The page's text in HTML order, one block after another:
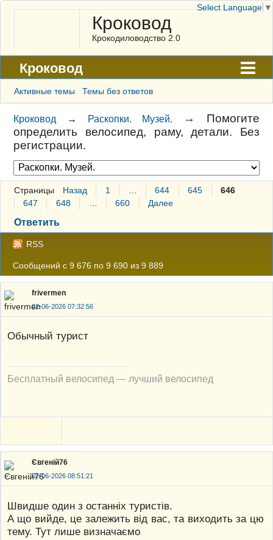
Кроковод
Крокодиловодство 2.0
Кроковод
Форум
Архив
ГАЛЕРЕЯ
Правила
Поиск
Регистрация
Вход
Активные темы Темы без ответов
Кроковод → Раскопки. Музей. → Помогите
определить велосипед, раму, детали. Без
регистрации.
Страницы Назад 1 644 645
646
647
648 660 Далее
Ответить
RSS
Сообщений с 9 676 по 9 690 из 9 889
frivermen
02-06-2026 07:32:56
Обычный турист
Бесплатный велосипед — лучший велосипед
Євгеній76
02-06-2026 08:51:21
Швидше один з останніх туристів.
А що вийде, це залежить від вас, та виходить за цю
тему. Тут лише визначаємо
Select Language ▼